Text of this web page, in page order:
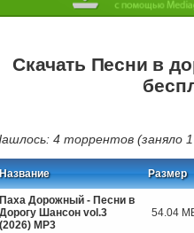
Скачать Песни в
4 торрентов (заняло 1
Название Размер
Паха Дорожный - Песни в
Дорогу Шансон vol.3
(2026) MP3
54.04